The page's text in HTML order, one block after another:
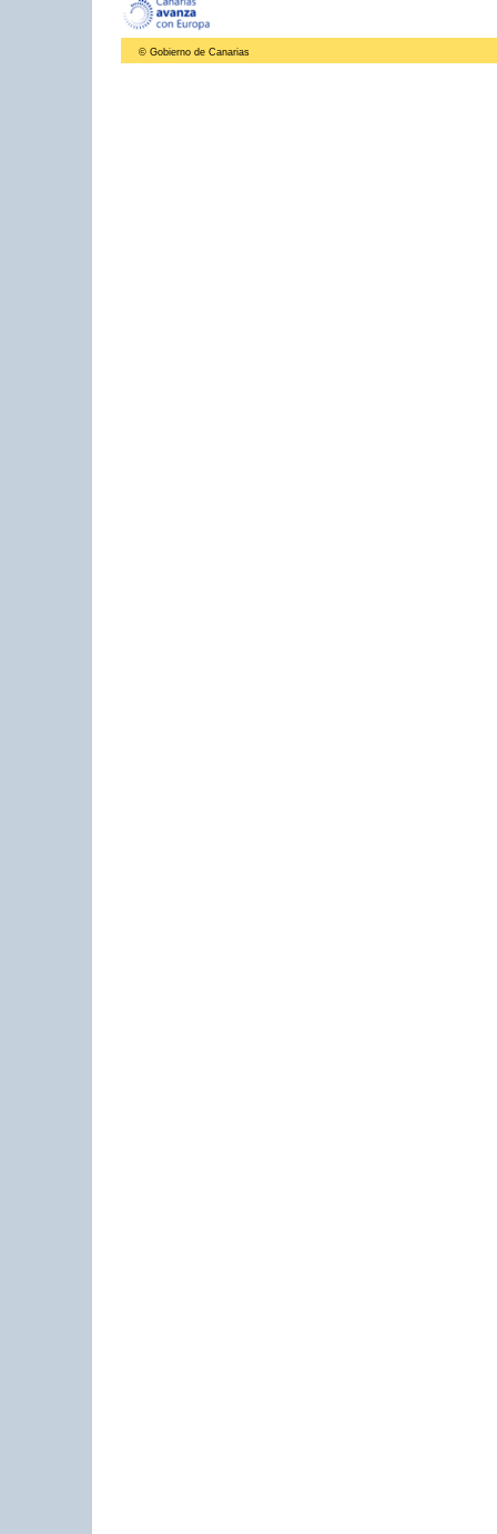
© Gobierno de Canarias